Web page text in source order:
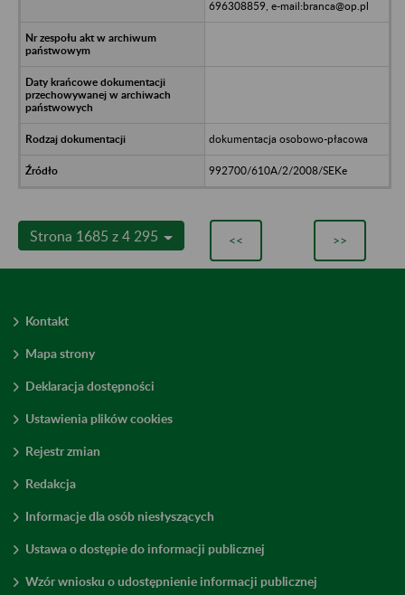
696308859, e-mail:branca@op.pl
dokumentacja osobowo-płacowa
992700/610A/2/2008/SEKe
Strona 1685 z 4 295 << >>
Kontakt
Mapa strony
Deklaracja dostępności
Ustawienia plików cookies
Rejestr zmian
Redakcja
Informacje dla osób niesłyszących
Ustawa o dostępie do informacji publicznej
Wzór wniosku o udostępnienie informacji publicznej